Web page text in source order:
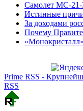
Самолет МС-21-
Истинные
За доходами
Почему
Prime RSS -
RSS